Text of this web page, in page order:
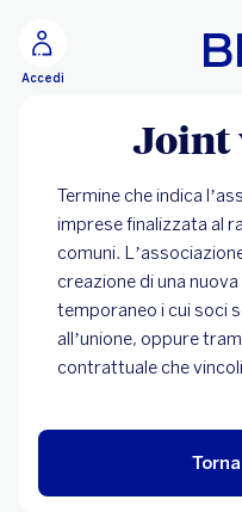
Accedi
Joint
Termine che indica
imprese finalizzata al
comuni.
creazione di una
temporaneo i cui soci
all’unione, oppure
contrattuale che